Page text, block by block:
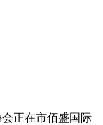
正在市佰盛国际